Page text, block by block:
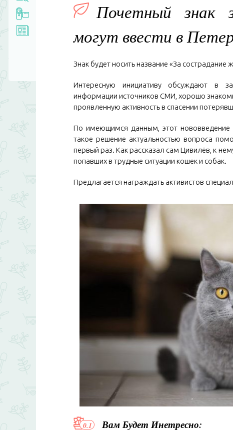
Почетный знак
могут ввести в
Знак будет носить название «За сострадание
Интересную инициативу обсуждают в
информации источников СМИ, хорошо
проявленную активность в спасении
По имеющимся данным, этот нововведение
такое решение актуальностью вопроса
первый раз. Как рассказал сам Цивилёв, к
попавших в трудные ситуации кошек и собак.
Предлагается награждать активистов
Вам Будет Инетресно: